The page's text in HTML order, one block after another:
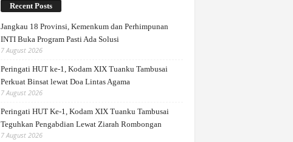
Recent Posts
Jangkau 18 Provinsi, Kemenkum dan Perhimpunan
INTI Buka Program Pasti Ada Solusi
7 August 2026
Peringati HUT ke-1, Kodam XIX Tuanku Tambusai
Perkuat Binsat lewat Doa Lintas Agama
7 August 2026
Peringati HUT Ke-1, Kodam XIX Tuanku Tambusai
Teguhkan Pengabdian Lewat Ziarah Rombongan
7 August 2026